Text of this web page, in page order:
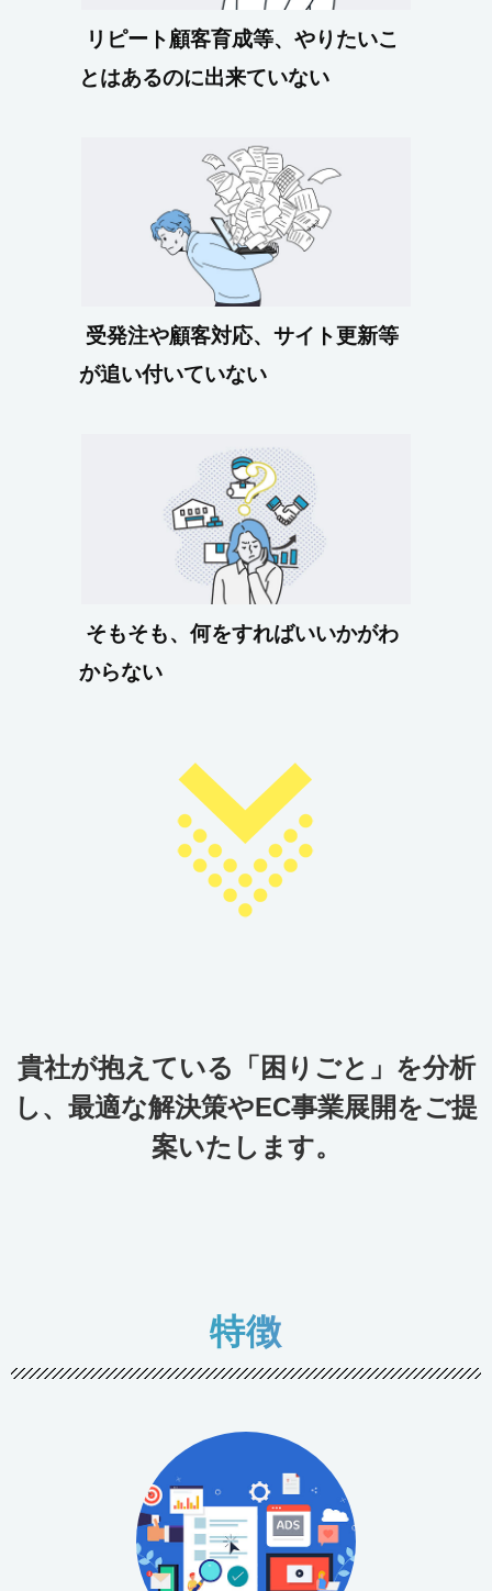
リピート顧客育成等、やりたいこ
とはあるのに出来ていない
受発注や顧客対応、サイト更新等
が追い付いていない
そもそも、何をすればいいかがわ
からない
貴社が抱えている「困りごと」を分析
し、最適な解決策やEC事業展開をご提
案いたします。
特徴